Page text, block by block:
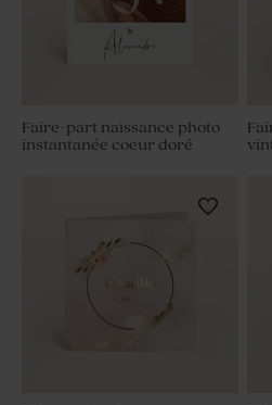
Faire-part naissance photo
instantanée coeur doré